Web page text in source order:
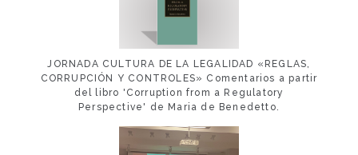
JORNADA CULTURA DE LA LEGALIDAD «REGLAS,
CORRUPCIÓN Y CONTROLES» Comentarios a partir
del libro 'Corruption from a Regulatory
Perspective' de Maria de Benedetto.